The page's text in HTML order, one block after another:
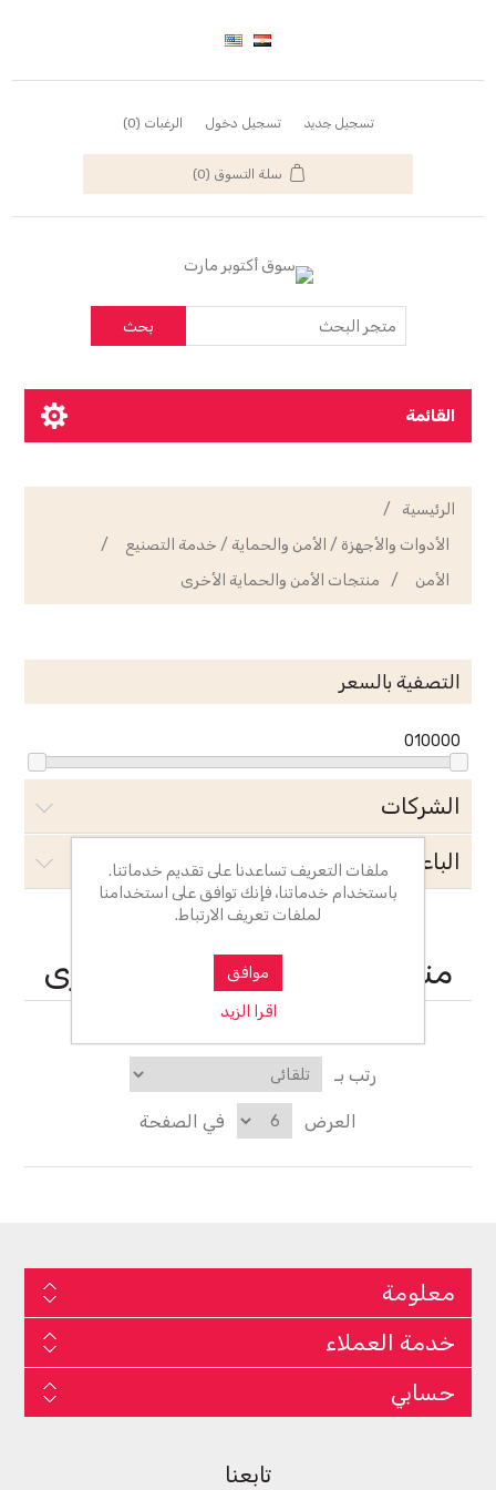
تسجيل جديد تسجيل دخول الرغبات (0)
سلة التسوق (0)
بحث
القائمة
الرئيسية
/
الأدوات والأجهزة / الأمن والحماية / خدمة التصنيع
/
الأمن
/ منتجات الأمن والحماية الأخرى
التصفية بالسعر
010000
الشركات
الباعة
منتجات الأمن والحماية الأخرى
رتب بـ
العرض في الصفحة
معلومة
خدمة العملاء
حسابي
تابعنا
ملفات التعريف تساعدنا على تقديم خدماتنا.
باستخدام خدماتنا، فإنك توافق على استخدامنا
لملفات تعريف الارتباط.
موافق
اقرا الزيد